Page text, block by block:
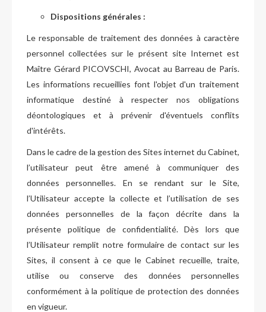
Dispositions générales :
Le responsable de traitement des données à caractère
personnel collectées sur le présent site Internet est
Maître Gérard PICOVSCHI, Avocat au Barreau de Paris.
Les informations recueillies font l'objet d'un traitement
informatique destiné à respecter nos obligations
déontologiques et à prévenir d'éventuels conflits
d'intérêts.
Dans le cadre de la gestion des Sites internet du Cabinet,
l’utilisateur peut être amené à communiquer des
données personnelles. En se rendant sur le Site,
l’Utilisateur accepte la collecte et l’utilisation de ses
données personnelles de la façon décrite dans la
présente politique de confidentialité. Dès lors que
l’Utilisateur remplit notre formulaire de contact sur les
Sites, il consent à ce que le Cabinet recueille, traite,
utilise ou conserve des données personnelles
conformément à la politique de protection des données
en vigueur.